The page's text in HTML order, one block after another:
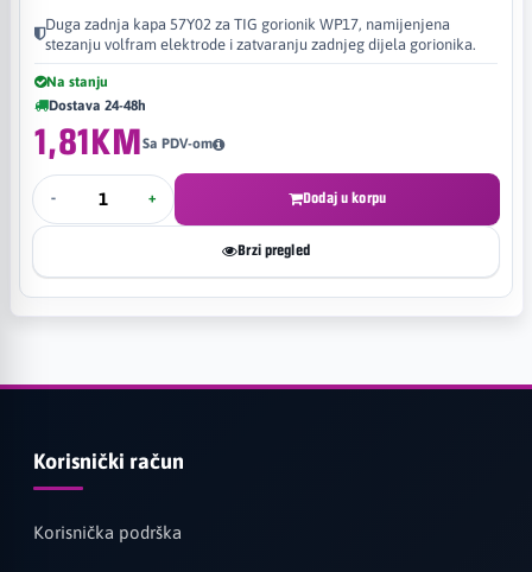
Duga zadnja kapa 57Y02 za TIG gorionik WP17, namijenjena
stezanju volfram elektrode i zatvaranju zadnjeg dijela gorionika.
Na stanju
Dostava 24-48h
1,81KMSa PDV-om
- + Dodaj u korpu
Brzi pregled
Korisnički račun
Korisnička podrška